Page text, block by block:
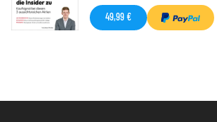
49,99 €